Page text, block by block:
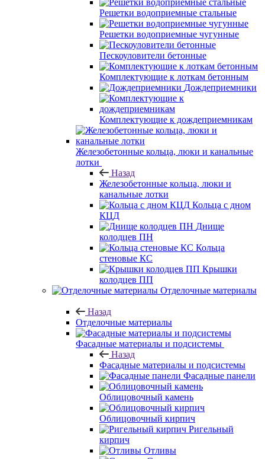
Решетки водоприемные стальные
Решетки водоприемные чугунные
Пескоуловители бетонные
Комплектующие к лоткам бетонным
Дождеприемники
Комплектующие к дождеприемникам
Железобетонные кольца, люки и канальные
лотки
Назад
Железобетонные кольца, люки и
канальные лотки
Кольца с дном
КЦД
Днище
колодцев ПН
Кольца
стеновые КС
Крышки
колодцев ПП
Отделочные материалы
Назад
Отделочные материалы
Фасадные материалы и подсистемы
Назад
Фасадные материалы и подсистемы
Фасадные панели
Облицовочный камень
Облицовочный кирпич
Ригельный
кирпич
Отливы